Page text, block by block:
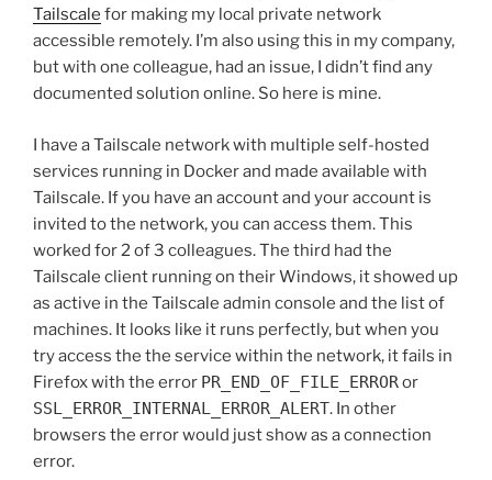
Tailscale for making my local private network
accessible remotely. I’m also using this in my company,
but with one colleague, had an issue, I didn’t find any
documented solution online. So here is mine.
I have a Tailscale network with multiple self-hosted
services running in Docker and made available with
Tailscale. If you have an account and your account is
invited to the network, you can access them. This
worked for 2 of 3 colleagues. The third had the
Tailscale client running on their Windows, it showed up
as active in the Tailscale admin console and the list of
machines. It looks like it runs perfectly, but when you
try access the the service within the network, it fails in
Firefox with the error PR_END_OF_FILE_ERRORor
SSL_ERROR_INTERNAL_ERROR_ALERT. In other
browsers the error would just show as a connection
error.